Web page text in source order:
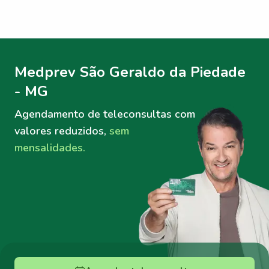
Medprev São Geraldo da Piedade
- MG
Agendamento de teleconsultas com
valores reduzidos, sem
mensalidades.